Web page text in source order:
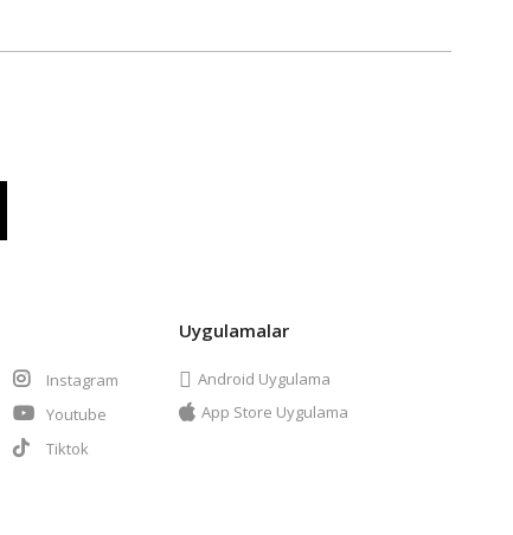
Instagram
Youtube
Tiktok
Uygulamalar
Android Uygulama
App Store Uygulama